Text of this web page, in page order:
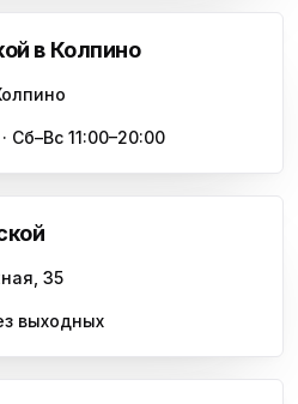
в Колпино
Сб–Вс 11:00–20:00
35
выходных